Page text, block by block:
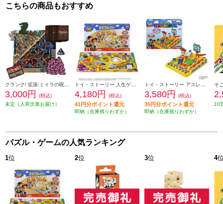
こちらの商品もおすすめ
3,000円
(税込)
未定（入荷次第お届け）
4,180円 (税込)
41円分ポイント還元
即納（在庫残りわずか）
3,580円 (税込)
35円分ポイント還元
即納（在庫残りわずか）
10
パズル・ゲームの人気ランキング
1位 2位 3位 4